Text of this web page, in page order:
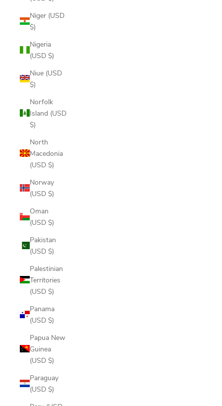
Niger (USD
$)
Nigeria
(USD $)
Niue (USD
$)
Norfolk
Island (USD
$)
North
Macedonia
(USD $)
Norway
(USD $)
Oman
(USD $)
Pakistan
(USD $)
Palestinian
Territories
(USD $)
Panama
(USD $)
Papua New
Guinea
(USD $)
Paraguay
(USD $)